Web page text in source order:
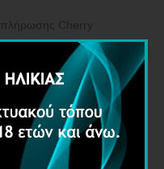
Cherry